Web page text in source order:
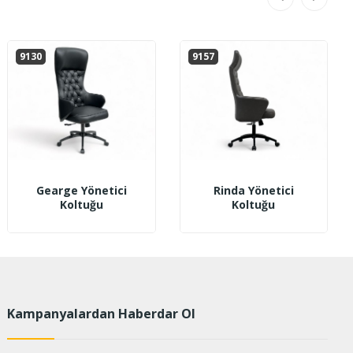
9130
Gearge Yönetici
Koltuğu
9157
Rinda Yönetici
Koltuğu
Kampanyalardan Haberdar Ol